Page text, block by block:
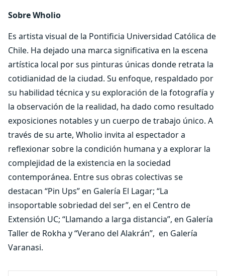
Sobre Wholio
Es artista visual de la Pontificia Universidad Católica de
Chile. Ha dejado una marca significativa en la escena
artística local por sus pinturas únicas donde retrata la
cotidianidad de la ciudad. Su enfoque, respaldado por
su habilidad técnica y su exploración de la fotografía y
la observación de la realidad, ha dado como resultado
exposiciones notables y un cuerpo de trabajo único. A
través de su arte, Wholio invita al espectador a
reflexionar sobre la condición humana y a explorar la
complejidad de la existencia en la sociedad
contemporánea. Entre sus obras colectivas se
destacan “Pin Ups” en Galería El Lagar; “La
insoportable sobriedad del ser”, en el Centro de
Extensión UC; “Llamando a larga distancia”, en Galería
Taller de Rokha y “Verano del Alakrán”, en Galería
Varanasi.